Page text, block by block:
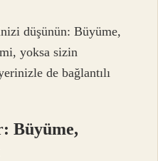
düşünün: Büyüme,
yoksa sizin
de bağlantılı
Büyüme,